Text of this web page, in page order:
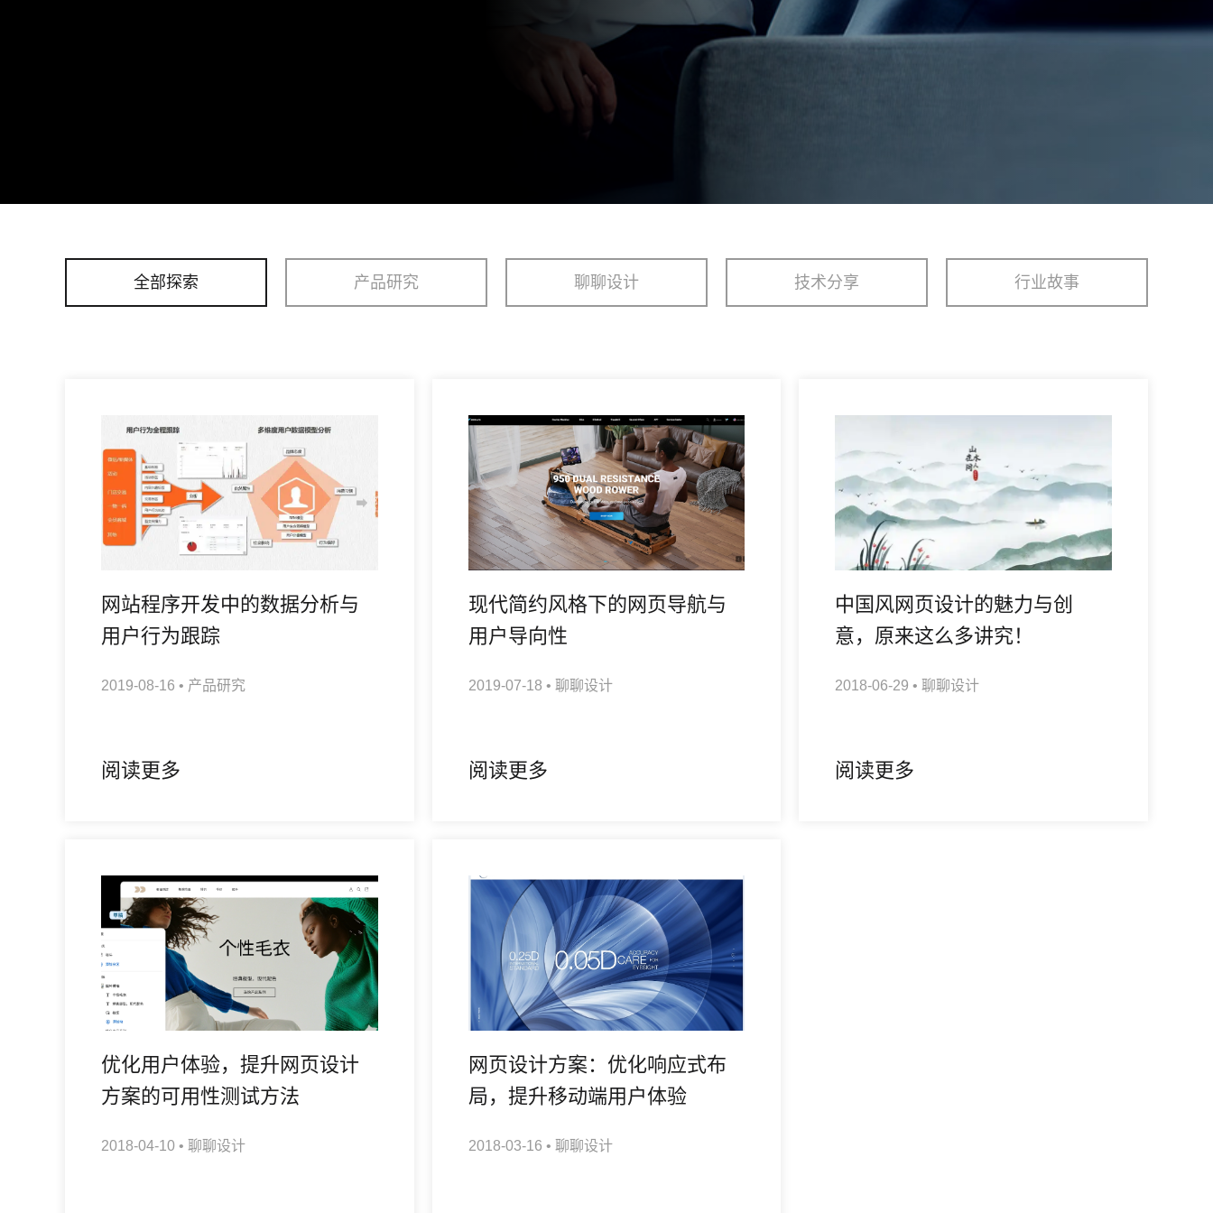
全部探索 产品研究 聊聊设计 技术分享 行业故事
网站程序开发中的数据分析与
用户行为跟踪
2019-08-16 • 产品研究
阅读更多
现代简约风格下的网页导航与
用户导向性
2019-07-18 • 聊聊设计
阅读更多
中国风网页设计的魅力与创
意，原来这么多讲究！
2018-06-29 •聊聊设计
阅读更多
优化用户体验，提升网页设计
方案的可用性测试方法
2018-04-10 • 聊聊设计
网页设计方案：优化响应式布
局，提升移动端用户体验
2018-03-16 • 聊聊设计